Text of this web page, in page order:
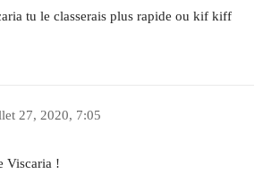
tu le classerais plus rapide ou kif kiff
27, 2020, 7:05
Viscaria !